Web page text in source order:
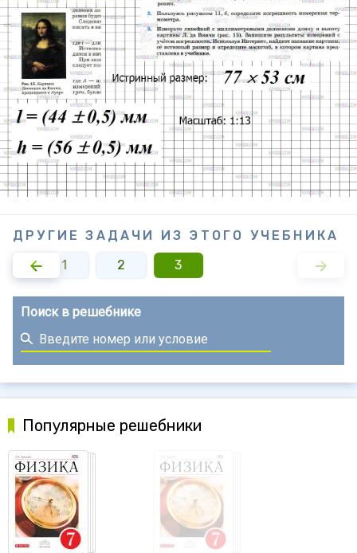
ДРУГИЕ ЗАДАЧИ ИЗ ЭТОГО УЧЕБНИКА
1
2 3
Поиск в решебнике
Популярные решебники